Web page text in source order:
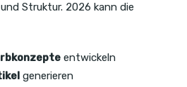
Struktur. 2026 kann die
entwickeln
generieren